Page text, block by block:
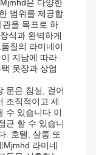
은 다양한
범위를 제공합
을 목표로 하
식과 완벽하게
질의 라미네이
지남에 따라
옷장과 상업
문은 침실, 걸어
조직적이고 세
수 있습니다.이
근 할 수 있습니
. 호텔, 살롱 또
Mjmhd 라미네